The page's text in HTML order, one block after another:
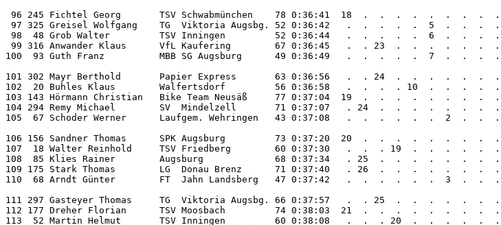
96 245 Fichtel Georg       TSV Schwabmünchen    78 0:36:41  18  .  .  .  .  .  .  .  .  .
97 325 Greisel Wolfgang    TG  Viktoria Augsbg. 52 0:36:42   .  .  .  .  .  5  .  .  .  .
98  48 Grob Walter         TSV Inningen         52 0:36:44   .  .  .  .  .  6  .  .  .  .
99 316 Anwander Klaus      VfL Kaufering        67 0:36:45   .  . 23  .  .  .  .  .  .  .
100  93 Guth Franz          MBB SG Augsburg      49 0:36:49   .  .  .  .  .  7  .  .  .  .
101 302 Mayr Berthold       Papier Express       63 0:36:56   .  . 24  .  .  .  .  .  .  .
102  20 Buhles Klaus        Walfertsdorf         56 0:36:58   .  .  .  . 10  .  .  .  .  .
103 143 Hörmann Christian   Bike Team Neusäß     77 0:37:04  19  .  .  .  .  .  .  .  .  .
104 294 Remy Michael        SV  Mindelzell       71 0:37:07   . 24  .  .  .  .  .  .  .  .
105  67 Schoder Werner      Laufgem. Wehringen   43 0:37:08   .  .  .  .  .  .  2  .  .  .
106 156 Sandner Thomas      SPK Augsburg         73 0:37:20  20  .  .  .  .  .  .  .  .  .
107  18 Walter Reinhold     TSV Friedberg        60 0:37:30   .  .  . 19  .  .  .  .  .  .
108  85 Klies Rainer        Augsburg             68 0:37:34   . 25  .  .  .  .  .  .  .  .
109 175 Stark Thomas        LG  Donau Brenz      71 0:37:40   . 26  .  .  .  .  .  .  .  .
110  68 Arndt Günter        FT  Jahn Landsberg   47 0:37:42   .  .  .  .  .  .  3  .  .  .
111 297 Gasteyer Thomas     TG  Viktoria Augsbg. 66 0:37:57   .  . 25  .  .  .  .  .  .  .
112 177 Dreher Florian      TSV Moosbach         74 0:38:03  21  .  .  .  .  .  .  .  .  .
113  52 Martin Helmut       TSV Inningen         60 0:38:08   .  .  . 20  .  .  .  .  .  .